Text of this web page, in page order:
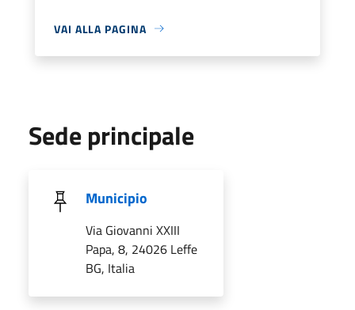
VAI ALLA PAGINA
Sede principale
Municipio
Via Giovanni XXIII
Papa, 8, 24026 Leffe
BG, Italia